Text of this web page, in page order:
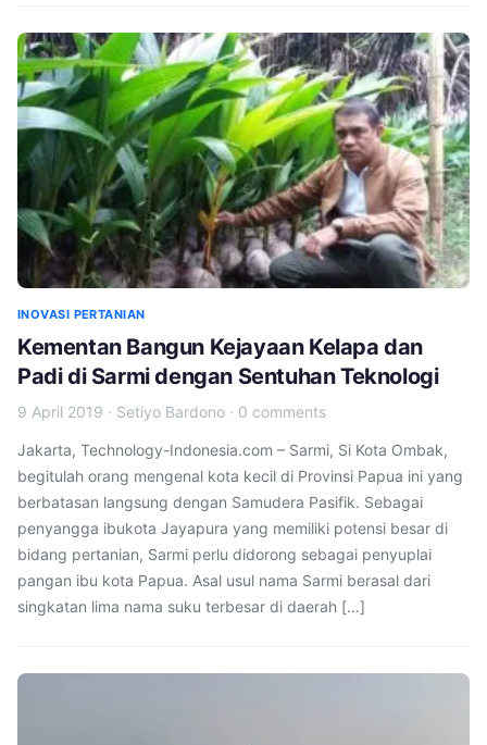
INOVASI PERTANIAN
Kementan Bangun Kejayaan Kelapa dan
Padi di Sarmi dengan Sentuhan Teknologi
9 April 2019 · Setiyo Bardono · 0 comments
Jakarta, Technology-Indonesia.com – Sarmi, Si Kota Ombak,
begitulah orang mengenal kota kecil di Provinsi Papua ini yang
berbatasan langsung dengan Samudera Pasifik. Sebagai
penyangga ibukota Jayapura yang memiliki potensi besar di
bidang pertanian, Sarmi perlu didorong sebagai penyuplai
pangan ibu kota Papua. Asal usul nama Sarmi berasal dari
singkatan lima nama suku terbesar di daerah […]